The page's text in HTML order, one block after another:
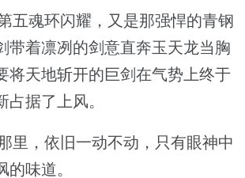
五魂环闪耀，又是那强悍的青钢
带着凛冽的剑意直奔玉天龙当胸
将天地斩开的巨剑在气势上终于
据了上风。
，依旧一动不动，只有眼神中
味道。